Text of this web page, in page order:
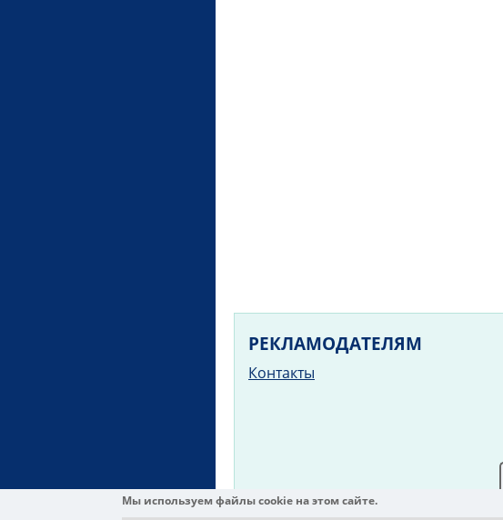
РЕКЛАМОДАТЕЛЯМ
Контакты
Мы используем файлы cookie на этом сайте.